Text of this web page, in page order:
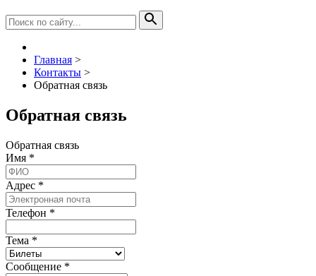
Главная >
Контакты >
Обратная связь
Обратная связь
Обратная связь
Имя *
Адрес *
Телефон *
Тема *
Сообщение *